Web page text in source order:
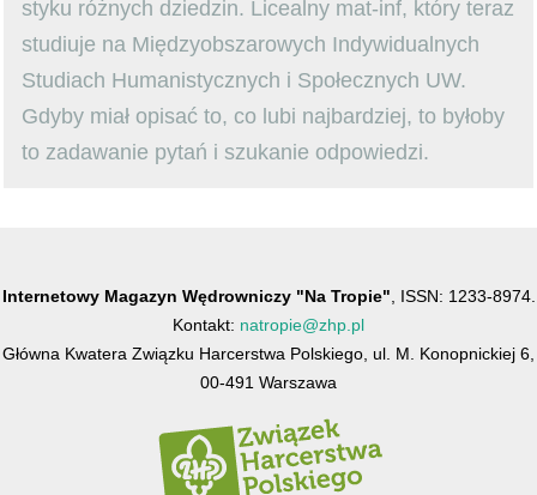
styku różnych dziedzin. Licealny mat-inf, który teraz
studiuje na Międzyobszarowych Indywidualnych
Studiach Humanistycznych i Społecznych UW.
Gdyby miał opisać to, co lubi najbardziej, to byłoby
to zadawanie pytań i szukanie odpowiedzi.
Internetowy Magazyn Wędrowniczy "Na Tropie" , ISSN: 1233-8974.
Kontakt: natropie@zhp.pl
Główna Kwatera Związku Harcerstwa Polskiego, ul. M. Konopnickiej 6,
00-491 Warszawa